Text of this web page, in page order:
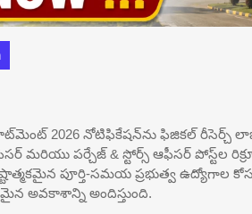
2026 నోటిఫికేషన్‌ను ఫిజికల్
మరియు పర్చేజ్ & స్టోర్స్ ఆఫీసర్ పోస్ట్‌ల
పూర్తి-సమయ ప్రభుత్వ ఉద్యోగాల
అవకాశాన్ని అందిస్తుంది.